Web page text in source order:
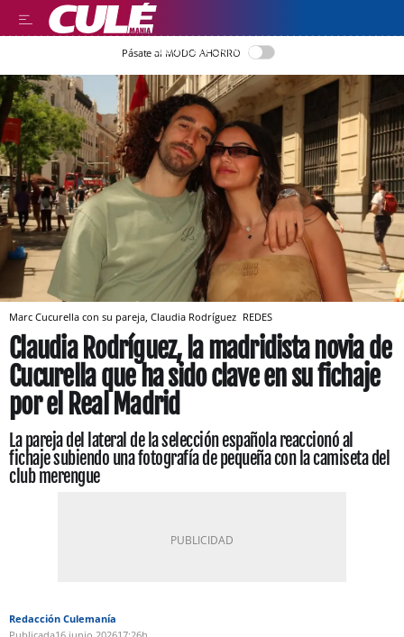
LLEGIR EN CATALÀ
Pásate al MODO AHORRO
Marc Cucurella con su pareja, Claudia Rodríguez REDES
Claudia Rodríguez, la madridista novia de
Cucurella que ha sido clave en su fichaje
por el Real Madrid
La pareja del lateral de la selección española reaccionó al
fichaje subiendo una fotografía de pequeña con la camiseta del
club merengue
Redacción Culemanía